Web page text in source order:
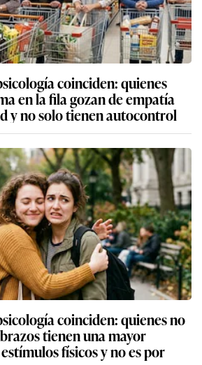
coinciden: quienes
en la fila gozan de empatía
y no solo tienen autocontrol
coinciden: quienes no
tienen una mayor
físicos y no es por